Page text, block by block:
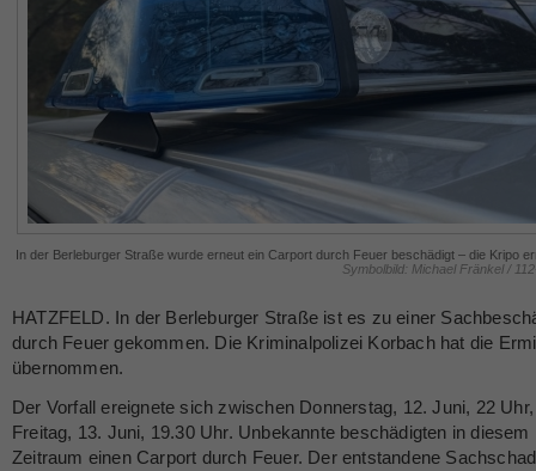
In der Berleburger Straße wurde erneut ein Carport durch Feuer beschädigt – die Kripo
Symbolbild: Michael Fränkel /
HATZFELD. In der Berleburger Straße ist es zu einer
durch Feuer gekommen. Die Kriminalpolizei Korbach hat die
übernommen.
Der Vorfall ereignete sich zwischen Donnerstag, 12. Juni, 22
Freitag, 13. Juni, 19.30 Uhr. Unbekannte beschädigten in diesem
Zeitraum einen Carport durch Feuer. Der entstandene